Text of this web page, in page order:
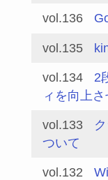
vol.136
vol.135
vol.134
2
ィを向上さ
vol.133
ついて
vol.132